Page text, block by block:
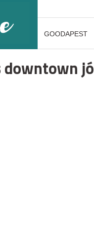
GOODAPEST
downtown jó